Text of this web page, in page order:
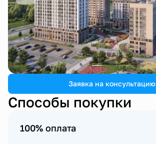
1 / 4
Заявка на консультацию
Способы покупки
100% оплата